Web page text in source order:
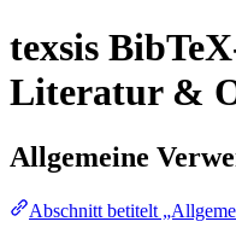
texsis
Literatur &
Allgemeine
Abschnitt betitelt